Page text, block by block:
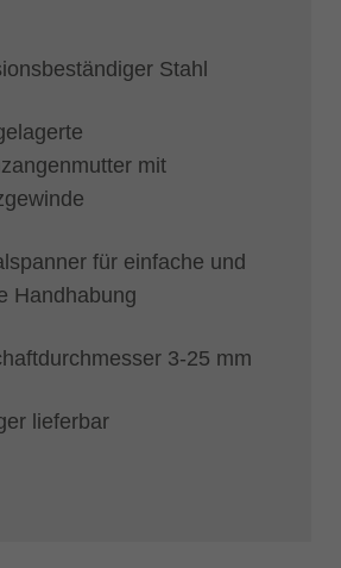
Stahl
mit
für einfache und
Handhabung
3-25 mm
lieferbar